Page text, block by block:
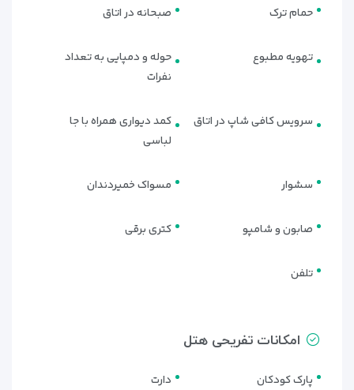
حمام ترک صبحانه در اتاق
تهویه مطبوع
حوله و دمپایی به تعداد
نفرات
سرویس کافی شاپ در اتاق
کمد دیواری همراه با جا
لباسی
سشوار مسواک خمیردندان
صابون و شامپو کتری برقی
تلفن
امکانات تفریحی هتل
پارک کودکان دارت